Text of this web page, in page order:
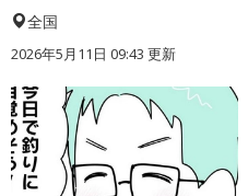
全国
2026年5月11日 09:43 更新